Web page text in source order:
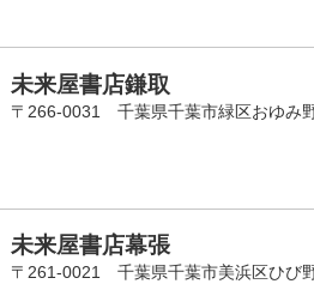
未来屋書店鎌取
〒266-0031 千葉県千葉市緑区おゆみ
未来屋書店幕張
〒261-0021 千葉県千葉市美浜区ひび